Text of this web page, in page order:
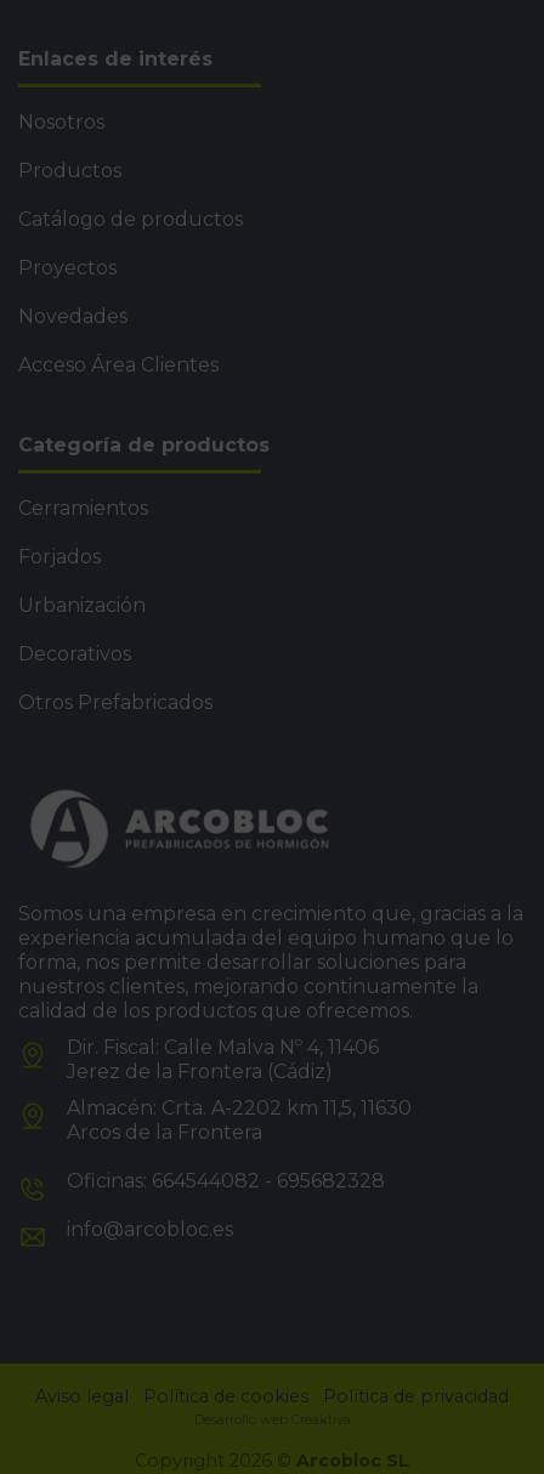
Enlaces de interés
Nosotros
Productos
Catálogo de productos
Proyectos
Novedades
Acceso Área Clientes
Categoría de productos
Cerramientos
Forjados
Urbanización
Decorativos
Otros Prefabricados
Somos una empresa en crecimiento que, gracias a la
experiencia acumulada del equipo humano que lo
forma, nos permite desarrollar soluciones para
nuestros clientes, mejorando continuamente la
calidad de los productos que ofrecemos.
Dir. Fiscal: Calle Malva Nº 4, 11406
Jerez de la Frontera (Cádiz)
Almacén: Crta. A-2202 km 11,5, 11630
Arcos de la Frontera
Oficinas: 664544082 - 695682328
info@arcobloc.es
Aviso legal Política de cookies Política de privacidad
Desarrollo web Creaktiva
Copyright 2026 © Arcobloc SL